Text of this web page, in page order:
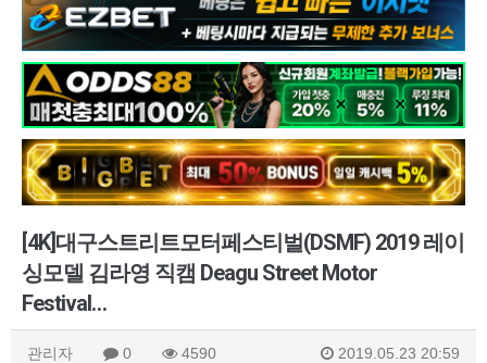
[4K]대구스트리트모터페스티벌(DSMF) 2019 레이
싱모델 김라영 직캠 Deagu Street Motor
Festival…
관리자 0 4590 2019.05.23 20:59